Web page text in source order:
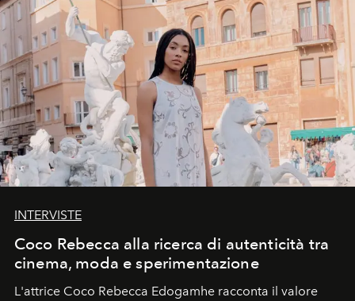
INTERVISTE
Coco Rebecca alla ricerca di autenticità tra
cinema, moda e sperimentazione
L'attrice Coco Rebecca Edogamhe racconta il valore